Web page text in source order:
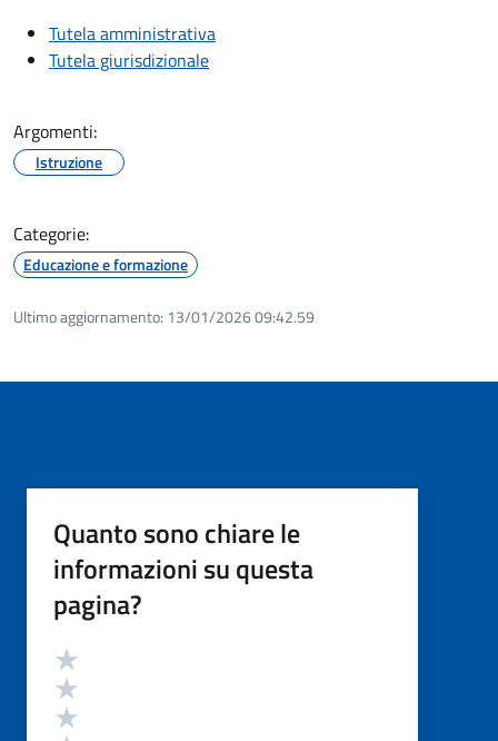
Tutela amministrativa
Tutela giurisdizionale
Argomenti:
Istruzione
Categorie:
Educazione e formazione
Ultimo aggiornamento: 13/01/2026 09:42.59
Quanto sono chiare le
informazioni su questa
pagina?
Valutazione